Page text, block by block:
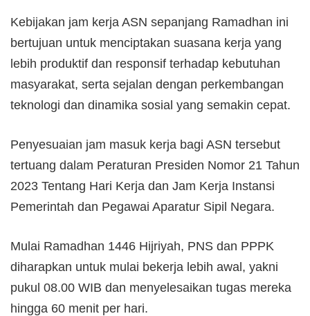
Kebijakan jam kerja ASN sepanjang Ramadhan ini
bertujuan untuk menciptakan suasana kerja yang
lebih produktif dan responsif terhadap kebutuhan
masyarakat, serta sejalan dengan perkembangan
teknologi dan dinamika sosial yang semakin cepat.
Penyesuaian jam masuk kerja bagi ASN tersebut
tertuang dalam Peraturan Presiden Nomor 21 Tahun
2023 Tentang Hari Kerja dan Jam Kerja Instansi
Pemerintah dan Pegawai Aparatur Sipil Negara.
Mulai Ramadhan 1446 Hijriyah, PNS dan PPPK
diharapkan untuk mulai bekerja lebih awal, yakni
pukul 08.00 WIB dan menyelesaikan tugas mereka
hingga 60 menit per hari.